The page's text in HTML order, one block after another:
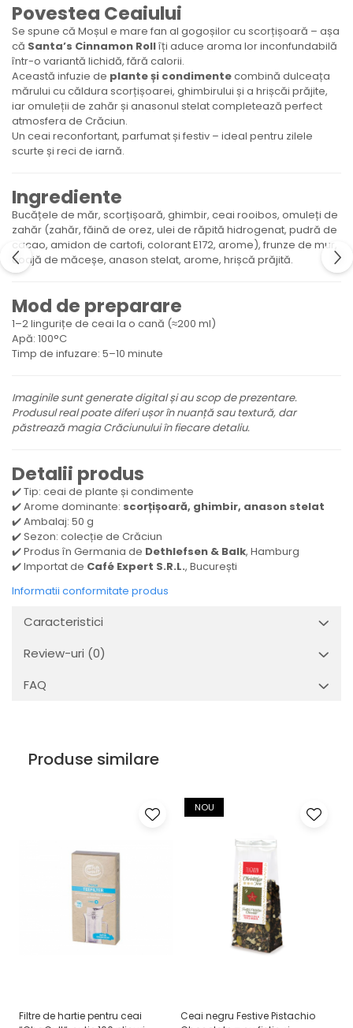
Povestea Ceaiului
Se spune că Moșul e mare fan al gogoșilor cu scorțișoară – așa
că Santa’s Cinnamon Rollîți aduce aroma lor inconfundabilă
într-o variantă lichidă, fără calorii.
Această infuzie de plante și condimentecombină dulceața
mărului cu căldura scorțișoarei, ghimbirului și a hrișcăi prăjite,
iar omuleții de zahăr și anasonul stelat completează perfect
atmosfera de Crăciun.
Un ceai reconfortant, parfumat și festiv – ideal pentru zilele
scurte și reci de iarnă.
Ingrediente
Bucățele de măr, scorțișoară, ghimbir, ceai rooibos, omuleți de
zahăr (zahăr, făină de orez, ulei de răpită hidrogenat, pudră de
cacao, amidon de cartofi, colorant E172, arome), frunze de mur,
coajă de măceșe, anason stelat, arome, hrișcă prăjită.
Mod de preparare
1–2 lingurițe de ceai la o cană (≈200 ml)
Apă: 100°C
Timp de infuzare: 5–10 minute
Imaginile sunt generate digital și au scop de prezentare.
Produsul real poate diferi ușor în nuanță sau textură, dar
păstrează magia Crăciunului în fiecare detaliu.
Detalii produs
✔️ Tip: ceai de plante și condimente
✔️ Arome dominante: scorțișoară, ghimbir, anason stelat
✔️ Ambalaj: 50 g
✔️ Sezon: colecție de Crăciun
✔️ Produs în Germania de Dethlefsen & Balk, Hamburg
✔️ Importat de Café Expert S.R.L., București
Informatii conformitate produs
Caracteristici
Review-uri (0)
FAQ
Produse similare
Filtre de hartie pentru ceai
NOU
Ceai negru Festive Pistachio